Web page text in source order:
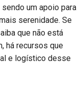
um apoio para
serenidade. Se
que não está
há recursos que
e logístico desse